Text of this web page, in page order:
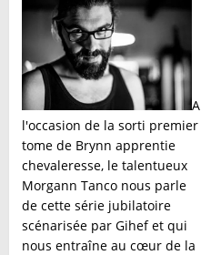
A
l'occasion de la sorti premier
tome de Brynn apprentie
chevaleresse, le talentueux
Morgann Tanco nous parle
de cette série jubilatoire
scénarisée par Gihef et qui
nous entraîne au cœur de la